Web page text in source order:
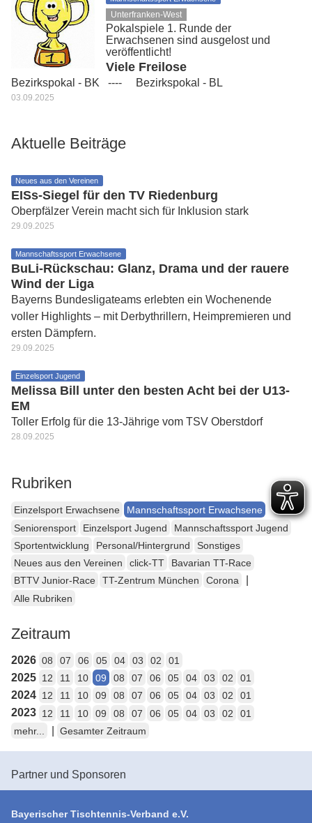
Unterfranken-West
Pokalspiele 1. Runde der
Erwachsenen sind ausgelost und
veröffentlicht!
Viele Freilose
Bezirkspokal - BK ---- Bezirkspokal - BL
03.09.2025
Aktuelle Beiträge
Neues aus den Vereinen
EISs-Siegel für den TV Riedenburg
Oberpfälzer Verein macht sich für Inklusion stark
29.09.2025
Mannschaftssport Erwachsene
BuLi-Rückschau: Glanz, Drama und der rauere
Wind der Liga
Bayerns Bundesligateams erlebten ein Wochenende
voller Highlights – mit Derbythrillern, Heimpremieren und
ersten Dämpfern.
29.09.2025
Einzelsport Jugend
Melissa Bill unter den besten Acht bei der U13-
EM
Toller Erfolg für die 13-Jährige vom TSV Oberstdorf
28.09.2025
Rubriken
Einzelsport Erwachsene
Mannschaftssport Erwachsene
Seniorensport
Einzelsport Jugend
Mannschaftssport Jugend
Sportentwicklung
Personal/Hintergrund
Sonstiges
Neues aus den Vereinen
click-TT
Bavarian TT-Race
BTTV Junior-Race
TT-Zentrum München Corona
Alle Rubriken
Zeitraum
2026 08 07 06 05 04 03 02 01
2025 12 11 10 09 08 07 06 05 04 03 02 01
2024 12 11 10 09 08 07 06 05 04 03 02 01
2023 12 11 10 09 08 07 06 05 04 03 02
01
mehr...
Gesamter Zeitraum
Partner und Sponsoren
Bayerischer Tischtennis-Verband e.V.